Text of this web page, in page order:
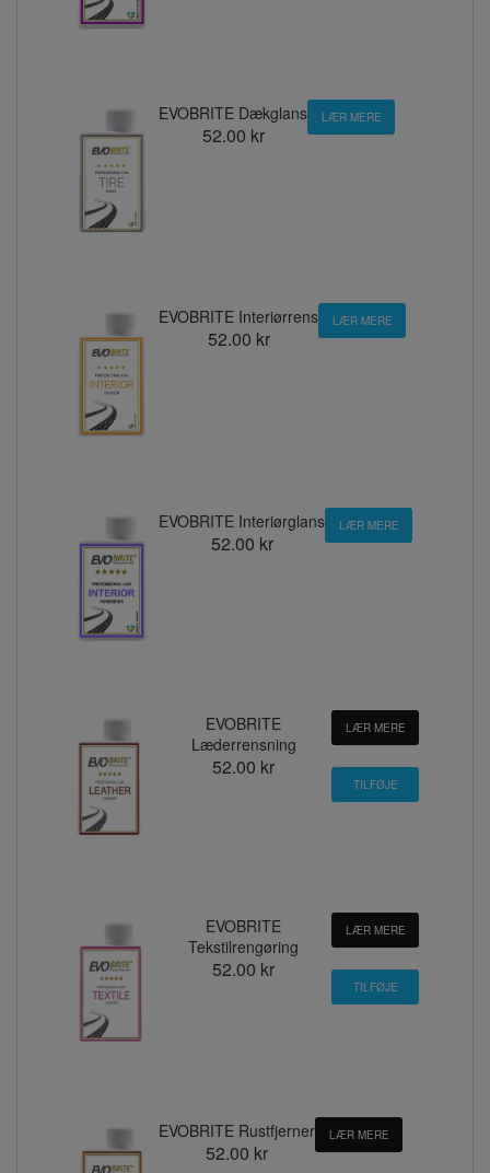
EVOBRITE Dækglans
52.00 kr
LÆR MERE
EVOBRITE Interiørrens
52.00 kr
LÆR MERE
EVOBRITE Interiørglans
52.00 kr
LÆR MERE
EVOBRITE
Læderrensning
52.00 kr
LÆR MERE
EVOBRITE
Tekstilrengøring
52.00 kr
LÆR MERE
EVOBRITE Rustfjerner
52.00 kr
LÆR MERE